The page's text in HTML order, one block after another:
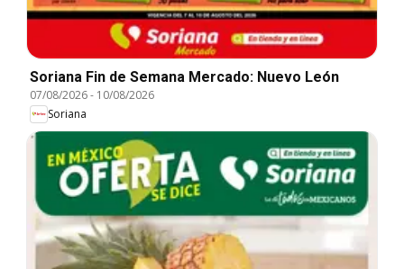
Soriana Fin de Semana Mercado: Nuevo León
07/08/2026- 10/08/2026
Soriana